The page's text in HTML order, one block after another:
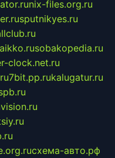
nix-files.org.ru
sputnikyes.ru
sobakopedia.ru
clock.net.ru
7bit.pp.rukalugatur.ru
схема-авто.рф